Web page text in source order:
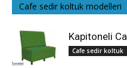
Cafe sedir koltuk modelleri
Kapitoneli
Cafe sedir koltuk